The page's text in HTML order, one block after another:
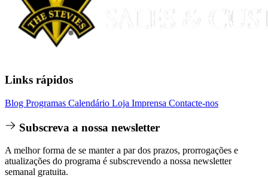
Links rápidos
Blog Programas Calendário Loja Imprensa Contacte-nos
Subscreva a nossa newsletter
A melhor forma de se manter a par dos prazos, prorrogações e
atualizações do programa é subscrevendo a nossa newsletter
semanal gratuita.